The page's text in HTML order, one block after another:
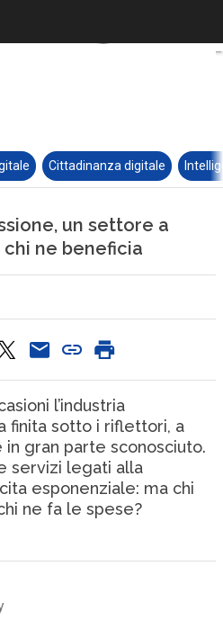
Cittadinanza digitale
un settore a
ne beneficia
l’industria
finita sotto i riflettori, a
gran parte sconosciuto.
servizi legati alla
esponenziale: ma chi
ne fa le spese?